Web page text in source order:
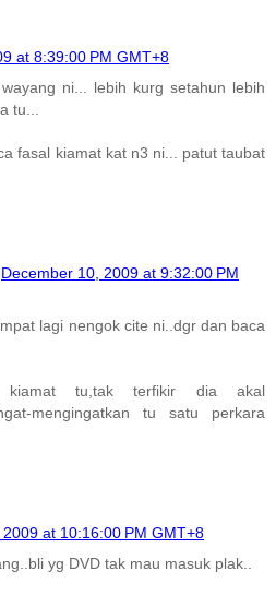
at 8:39:00 PM GMT+8
ni... lebih kurg setahun lebih
tu...
fasal kiamat kat n3 ni... patut taubat
December 10, 2009 at 9:32:00 PM
lagi nengok cite ni..dgr dan baca
kiamat tu,tak terfikir dia akal
mengingatkan tu satu perkara
at 10:16:00 PM GMT+8
yg DVD tak mau masuk plak..